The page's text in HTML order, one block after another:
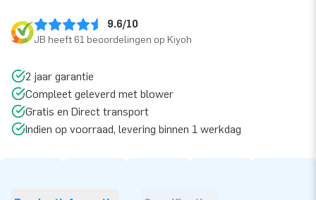
9.6/10
JB heeft 61 beoordelingen op Kiyoh
2 jaar garantie
Compleet geleverd met blower
Gratis en Direct transport
Indien op voorraad, levering binnen 1 werkdag